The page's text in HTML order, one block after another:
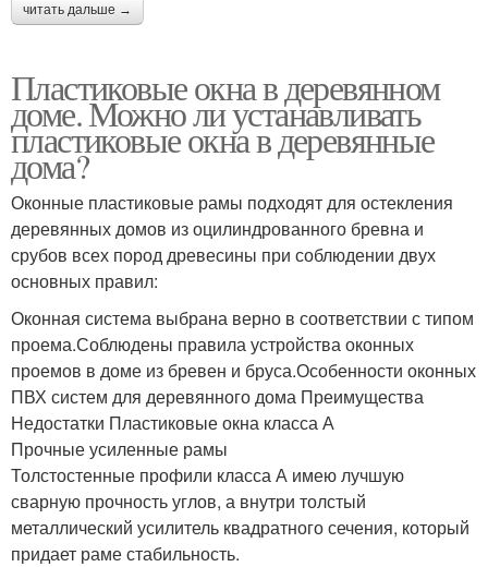
читать дальше →
Пластиковые окна в деревянном
доме. Можно ли устанавливать
пластиковые окна в деревянные
дома?
Оконные пластиковые рамы подходят для остекления
деревянных домов из оцилиндрованного бревна и
срубов всех пород древесины при соблюдении двух
основных правил:
Оконная система выбрана верно в соответствии с типом
проема.Соблюдены правила устройства оконных
проемов в доме из бревен и бруса.Особенности оконных
ПВХ систем для деревянного дома Преимущества
Недостатки Пластиковые окна класса А
Прочные усиленные рамы
Толстостенные профили класса А имею лучшую
сварную прочность углов, а внутри толстый
металлический усилитель квадратного сечения, который
придает раме стабильность.